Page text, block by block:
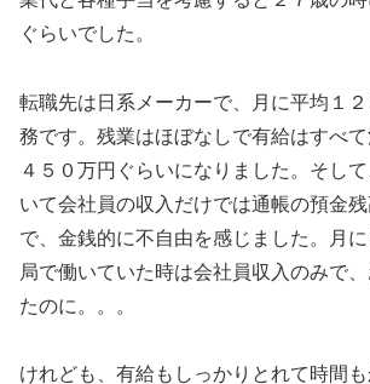
ぐらいでした。
転職先は日系メーカーで、月に平均１
務です。残業はほぼなしで有給はすべ
４５０万円ぐらいになりました。そし
いて会社員の収入だけでは通帳の預金
で、金銭的に不自由を感じました。月
局で働いていた時は会社員収入のみで
たのに。。。
けれども、有給もしっかりとれて時間